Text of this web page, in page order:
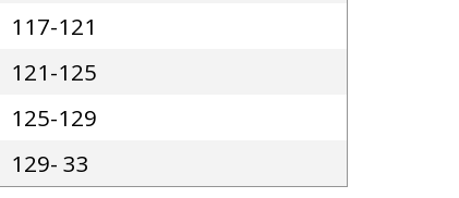
117-121
121-125
125-129
129- 33